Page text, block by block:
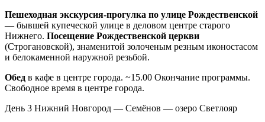
Пешеходная экскурсия-прогулка по улице Рождественской
— бывшей купеческой улице в деловом центре старого
Нижнего. Посещение Рождественской церкви
(Строгановской), знаменитой золоченым резным иконостасом
и белокаменной наружной резьбой.
Обед в кафе в центре города. ~15.00 Окончание программы.
Свободное время в центре города.
День 3 Нижний Новгород — Семёнов — озеро Светлояр